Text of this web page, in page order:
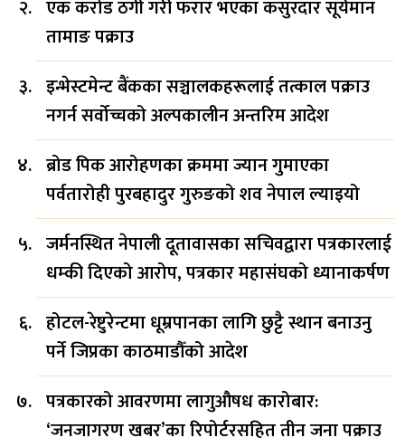
एक करोड ठगी गरी फरार भएका कसुरदार सूर्यमान
तामाङ पक्राउ
इन्भेस्टमेन्ट बैंकका सञ्चालकहरूलाई तत्काल पक्राउ
नगर्न सर्वोच्चको अल्पकालीन अन्तरिम आदेश
ब्रोड पिक आरोहणका क्रममा ज्यान गुमाएका
पर्वतारोही पुरबहादुर गुरुङको शव नेपाल ल्याइयो
जर्मनस्थित नेपाली दूतावासका सचिवद्वारा पत्रकारलाई
धम्की दिएको आरोप, पत्रकार महासंघको ध्यानाकर्षण
होटल-रेष्टुरेन्टमा धूम्रपानका लागि छुट्टै स्थान बनाउनु
पर्ने जिप्रका काठमाडौँको आदेश
पत्रकारको आवरणमा लागुऔषध कारोबार:
‘जनजागरण खबर’का रिपोर्टरसहित तीन जना पक्राउ